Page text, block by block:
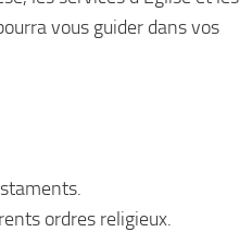
vous guider dans vos
ordres religieux.